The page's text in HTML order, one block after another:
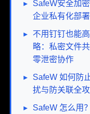
▸
SafeW安全加
企业私有化部
▸
不用钉钉也能
略：私密文件
零泄密协作
▸
SafeW 如何防
扰与防关联全
▸
SafeW 怎么用